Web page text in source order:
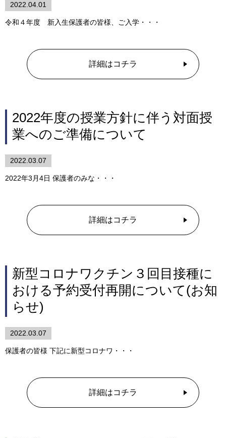
2022.04.01
令和４年度 新入生保護者の皆様、ご入学・・・
詳細はコチラ
2022年度の授業方針に伴う対面授
業へのご準備について
2022.03.07
2022年3月4日 保護者のみな・・・
詳細はコチラ
新型コロナワクチン３回目接種に
おける予約受付再開について(お知
らせ)
2022.03.07
保護者の皆様 下記に新型コロナワ・・・
詳細はコチラ